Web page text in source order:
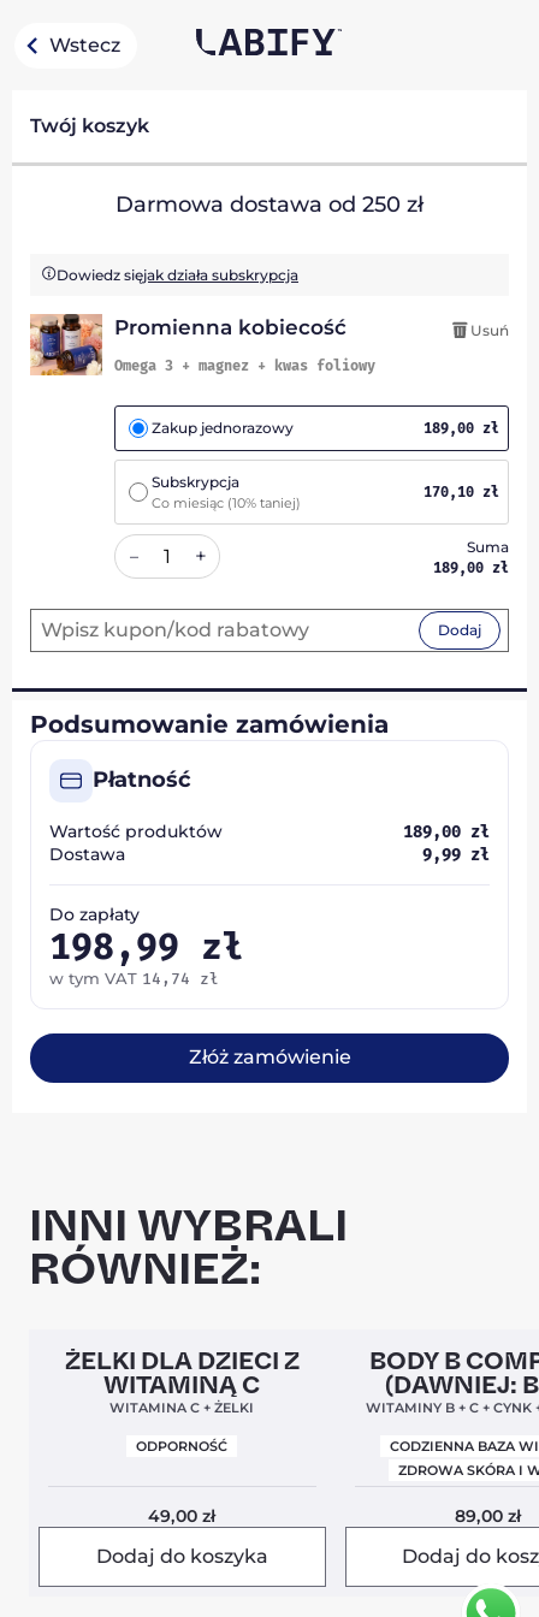
Wstecz
Twój koszyk
Darmowa dostawa od 250 zł
Dowiedz sięjak działa subskrypcja
Promienna kobiecość
Omega 3 + magnez + kwas foliowy
Usuń
Zakup jednorazowy 189,00 zł
Subskrypcja
Co miesiąc (10% taniej)
170,10 zł
– + Suma
189,00 zł
Dodaj
Podsumowanie zamówienia
Płatność
Wartość produktów 189,00 zł
Dostawa 9,99 zł
Do zapłaty
198,99 zł
w tym VAT 14,74 zł
Złóż zamówienie
INNI WYBRALI
RÓWNIEŻ:
Clean Label 5,0
ŻELKI DLA DZIECI Z
WITAMINĄ C
WITAMINA C + ŻELKI
ODPORNOŚĆ
49,00zł
Dodaj do koszyka
Clean Label Nowa
BODY B
(DAWNIEJ:
WITAMINY B + C + CYNK
CODZIENNA BAZA
ZDROWA SKÓRA I
89,00zł
Dodaj do